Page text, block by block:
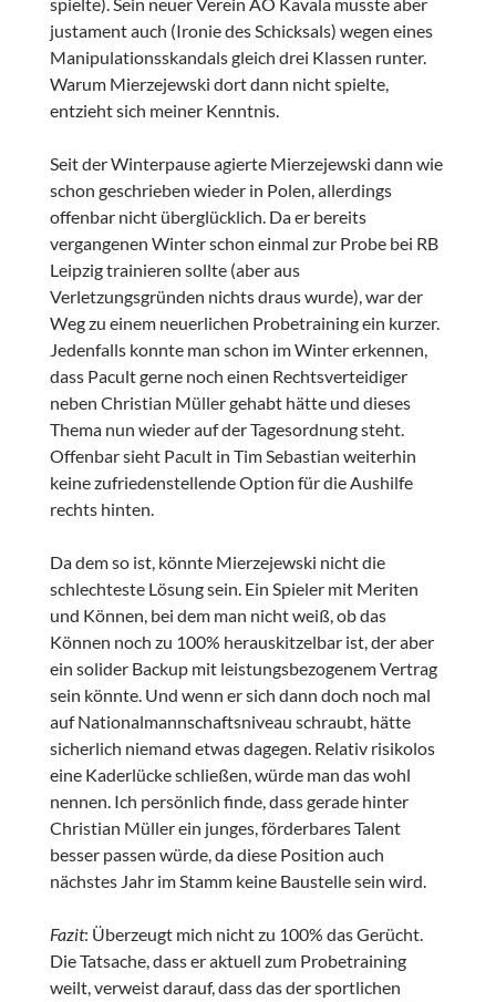
spielte). Sein neuer Verein AO Kavala musste aber
justament auch (Ironie des Schicksals) wegen eines
Manipulationsskandals gleich drei Klassen runter.
Warum Mierzejewski dort dann nicht spielte,
entzieht sich meiner Kenntnis.
Seit der Winterpause agierte Mierzejewski dann wie
schon geschrieben wieder in Polen, allerdings
offenbar nicht überglücklich. Da er bereits
vergangenen Winter schon einmal zur Probe bei RB
Leipzig trainieren sollte (aber aus
Verletzungsgründen nichts draus wurde), war der
Weg zu einem neuerlichen Probetraining ein kurzer.
Jedenfalls konnte man schon im Winter erkennen,
dass Pacult gerne noch einen Rechtsverteidiger
neben Christian Müller gehabt hätte und dieses
Thema nun wieder auf der Tagesordnung steht.
Offenbar sieht Pacult in Tim Sebastian weiterhin
keine zufriedenstellende Option für die Aushilfe
rechts hinten.
Da dem so ist, könnte Mierzejewski nicht die
schlechteste Lösung sein. Ein Spieler mit Meriten
und Können, bei dem man nicht weiß, ob das
Können noch zu 100% herauskitzelbar ist, der aber
ein solider Backup mit leistungsbezogenem Vertrag
sein könnte. Und wenn er sich dann doch noch mal
auf Nationalmannschaftsniveau schraubt, hätte
sicherlich niemand etwas dagegen. Relativ risikolos
eine Kaderlücke schließen, würde man das wohl
nennen. Ich persönlich finde, dass gerade hinter
Christian Müller ein junges, förderbares Talent
besser passen würde, da diese Position auch
nächstes Jahr im Stamm keine Baustelle sein wird.
Fazit: Überzeugt mich nicht zu 100% das Gerücht.
Die Tatsache, dass er aktuell zum Probetraining
weilt, verweist darauf, dass das der sportlichen